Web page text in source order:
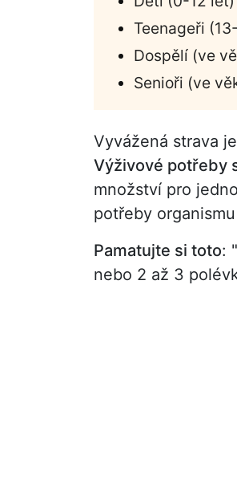
Teenageři
Dospělí (ve
Senioři (ve
Vyvážená strava
Výživové potřeby
množství pro
potřeby
Pamatujte si toto:
nebo 2 až 3